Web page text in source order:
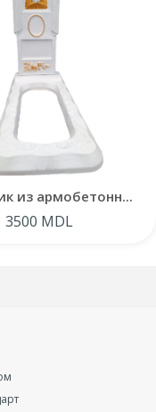
из армобетонн...
3500 MDL